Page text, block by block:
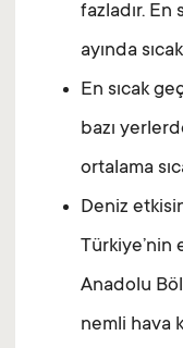
fazladır. En
ayında
En sıcak
bazı
ortalama
Deniz
Türkiye’nin
Anadolu
nemli hava